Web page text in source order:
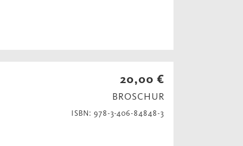
20,00 €
BROSCHUR
ISBN: 978-3-406-84848-3